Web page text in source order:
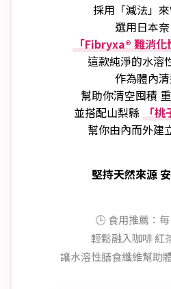
採用「減法」
選用日本
「Fibryxa® 難消化
這款純淨的水溶
作為體內
幫助你清空囤積
並搭配山梨縣
「
幫你由內而外建
堅持天然來源
🕒 食用推薦：
輕鬆融入咖啡 紅
讓水溶性膳食纖維幫助